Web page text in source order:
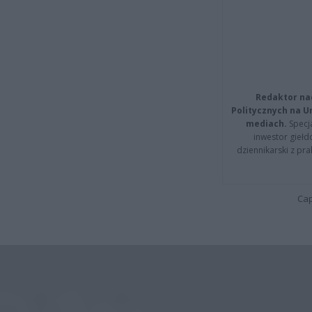
Redaktor
Politycznych na
mediach.
inwestor
dziennikarski z